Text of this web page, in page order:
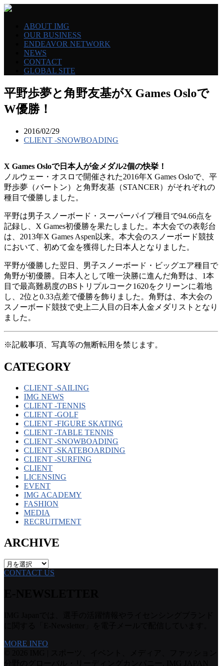
ABOUT IMG
OUR BUSINESS
ENDEAVOR NETWORK
NEWS
CONTACT
GLOBAL SITE
平野歩夢と角野友基がX Games Osloで
W優勝！
2016/02/29
CLIENT -SNOWBOADING
X Games Osloで日本人が金メダル2個の快挙！
ノルウェー・オスロで開催された2016年X Games Osloで、平
野歩夢（バートン）と角野友基（STANCER）がそれぞれの
種目で優勝しました。
平野は男子スノーボード・スーパーパイプ種目で94.66点を
記録し、X Games初優勝を果たしました。本大会での表彰台
は、2013年X Games Aspen以来。本大会のスノーボード競技
において、初めて金を獲得した日本人となりました。
平野が優勝した翌日、男子スノーボード・ビッグエア種目で
角野が初優勝。日本人として唯一決勝に進んだ角野は、1本
目で最高難易度のBSトリプルコーク1620をクリーンに着地
し、2位と0.33点差で優勝を飾りました。角野は、本大会の
スノーボード競技で史上二人目の日本人金メダリストとなり
ました。
※記載事項、写真等の無断転用を禁じます。
CATEGORY
CLIENT -SAILING
IMG NEWS
CLIENT -TENNIS
CLIENT -GOLF
CLIENT -FIGURE SKATING
CLIENT -TABLE TENNIS
CLIENT -SNOWBOADING
CLIENT -SKATEBOARDING
CLIENT -SURFING
CLIENT
LICENSING
EVENT
IMG ACADEMY
FASHION
MEDIA
RECRUITMENT
ARCHIVE
ARCHIVE
CONTACT US
MORE INFO